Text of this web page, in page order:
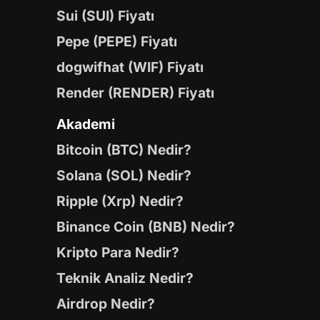
Sui (SUI) Fiyatı
Pepe (PEPE) Fiyatı
dogwifhat (WIF) Fiyatı
Render (RENDER) Fiyatı
Akademi
Bitcoin (BTC) Nedir?
Solana (SOL) Nedir?
Ripple (Xrp) Nedir?
Binance Coin (BNB) Nedir?
Kripto Para Nedir?
Teknik Analiz Nedir?
Airdrop Nedir?